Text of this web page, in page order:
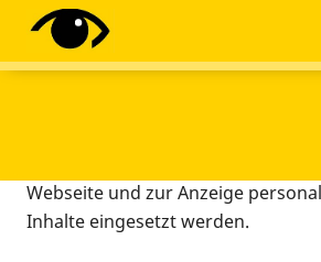
Diese Webseite setzt
Tracking-Tools ein. Dies beinhaltet
Webseite und zur Anzeige
Inhalte eingesetzt werden.